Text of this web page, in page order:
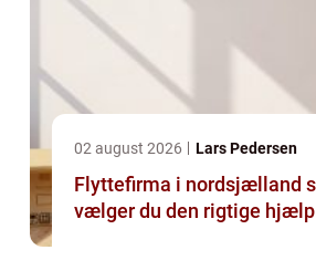
02 august 2026 Lars Pedersen
Flyttefirma i nordsjælland sådan
vælger du den rigtige hjælp